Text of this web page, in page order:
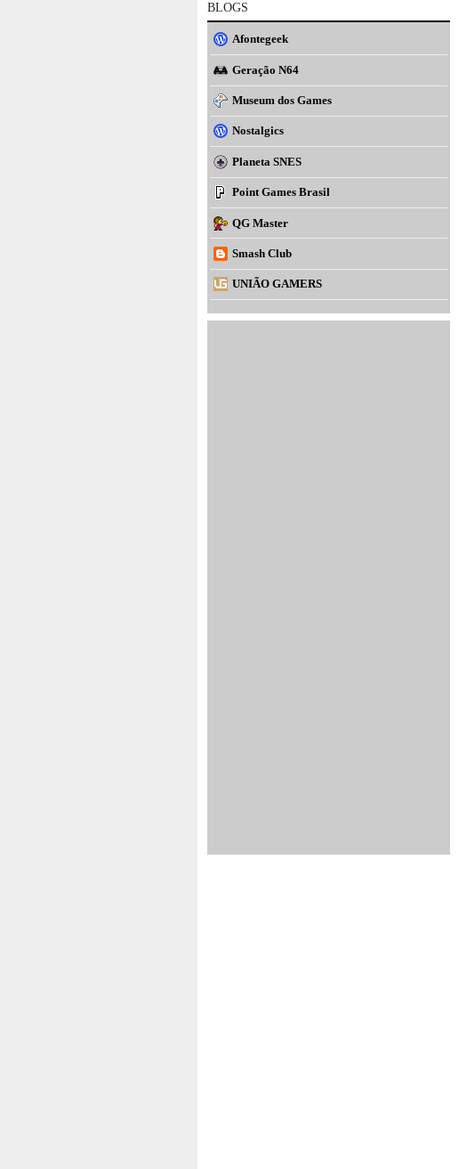
BLOGS
Afontegeek
Geração N64
Museum dos Games
Nostalgics
Planeta SNES
Point Games Brasil
QG Master
Smash Club
UNIÃO GAMERS